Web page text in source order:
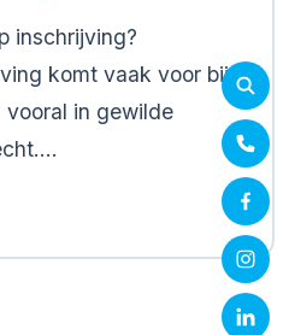
inschrijving?
komt vaak voor bij
vooral in gewilde